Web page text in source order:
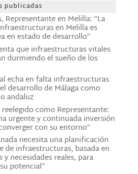
publicadas
Representante en Melilla: “La
en Melilla es
en estado de desarrollo”
que infraestructuras vitales
durmiendo el sueño de los
echa en falta infraestructuras
desarrollo de Málaga como
andaluz
como Representante:
urgente y continuada inversión
con su entorno”
necesita una planificación
de infraestructuras, basada en
necesidades reales, para
potencial”